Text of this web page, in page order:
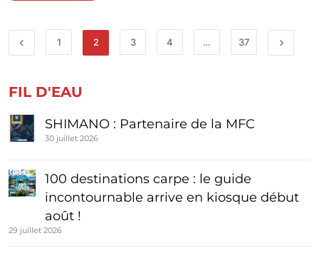
1 2 3 4 … 37
FIL D'EAU
SHIMANO : Partenaire de la MFC
30 juillet 2026
100 destinations carpe : le guide
incontournable arrive en kiosque début
août !
29 juillet 2026